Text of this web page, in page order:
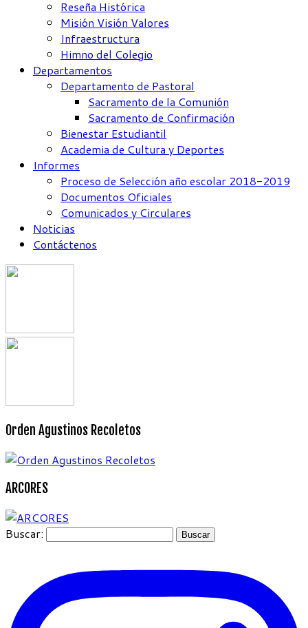
Reseña Histórica
Misión Visión Valores
Infraestructura
Himno del Colegio
Departamentos
Departamento de Pastoral
Sacramento de la Comunión
Sacramento de Confirmación
Bienestar Estudiantil
Academia de Cultura y Deportes
Informes
Proceso de Selección año escolar 2018-2019
Documentos Oficiales
Comunicados y Circulares
Noticias
Contáctenos
Orden Agustinos Recoletos
ARCORES
Buscar: